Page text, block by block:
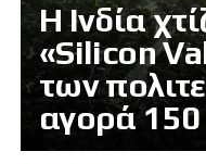
Η Ινδία
«Silicon
των
αγορά